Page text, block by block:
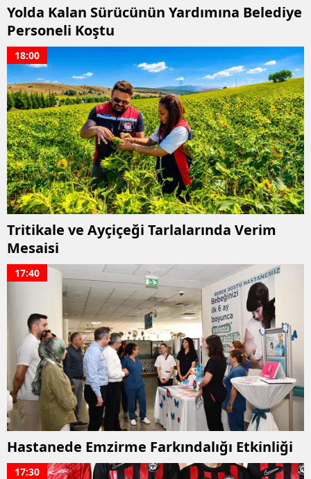
Gaziantep
Giresun
Gümüşhane
Hakkari
Hatay
Isparta
Mersin
İstanbul
Kastamonu
Kayseri
Kırklareli
Kırşehir
Kocaeli
Konya
Kütahya
Yolda Kalan Sürücünün Yardımına Belediye
Personeli Koştu
18:00
Tritikale ve Ayçiçeği Tarlalarında Verim
Mesaisi
17:40
Hastanede Emzirme Farkındalığı Etkinliği
17:30